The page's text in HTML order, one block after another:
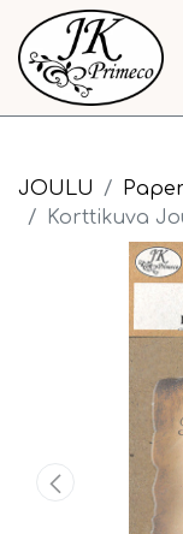
JOULU
Korttikuva